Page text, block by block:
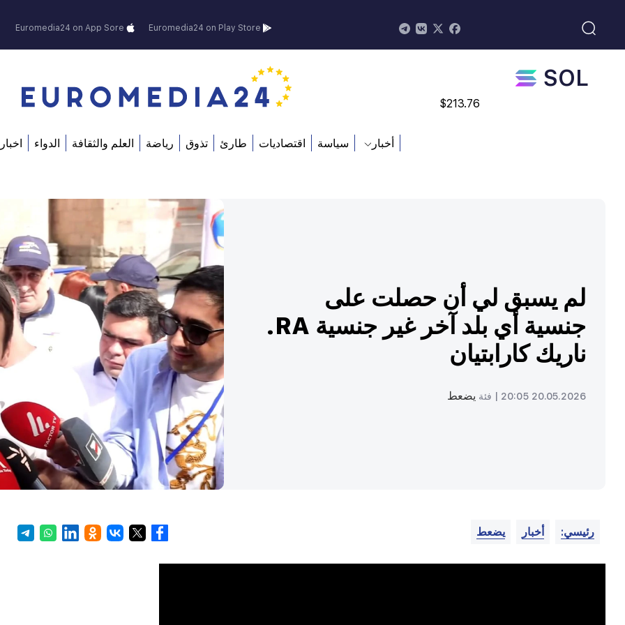
Euromedia24 on Play Store
Euromedia24 on App Sore ETH
$4608.63
SOL
$213.76
أخبار سياسة اقتصاديات طارئ تذوق رياضة العلم والثقافة الدواء
لم يسبق لي أن حصلت على
جنسية أي بلد آخر غير جنسية RA.
ناريك كارابتيان
20.05.2026 20:05 | فئة يضعط
رئيسي: أخبار يضعط